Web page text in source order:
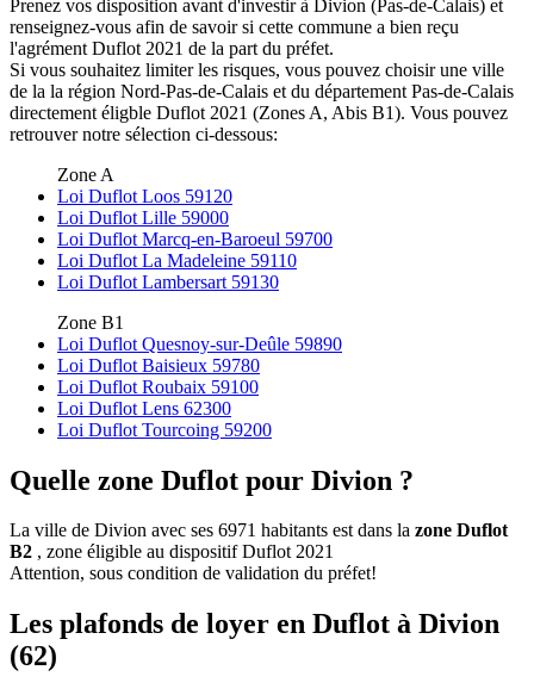
Prenez vos disposition avant d'investir à Divion (Pas-de-Calais) et
renseignez-vous afin de savoir si cette commune a bien reçu
l'agrément Duflot 2021 de la part du préfet.
Si vous souhaitez limiter les risques, vous pouvez choisir une ville
de la la région Nord-Pas-de-Calais et du département Pas-de-Calais
directement éligble Duflot 2021 (Zones A, Abis B1). Vous pouvez
retrouver notre sélection ci-dessous:
Zone A
Loi Duflot Loos 59120
Loi Duflot Lille 59000
Loi Duflot Marcq-en-Baroeul 59700
Loi Duflot La Madeleine 59110
Loi Duflot Lambersart 59130
Zone B1
Loi Duflot Quesnoy-sur-Deûle 59890
Loi Duflot Baisieux 59780
Loi Duflot Roubaix 59100
Loi Duflot Lens 62300
Loi Duflot Tourcoing 59200
Quelle zone Duflot pour Divion ?
La ville de Divion avec ses 6971 habitants est dans la zone Duflot
B2 , zone éligible au dispositif Duflot 2021
Attention, sous condition de validation du préfet!
Les plafonds de loyer en Duflot à Divion
(62)